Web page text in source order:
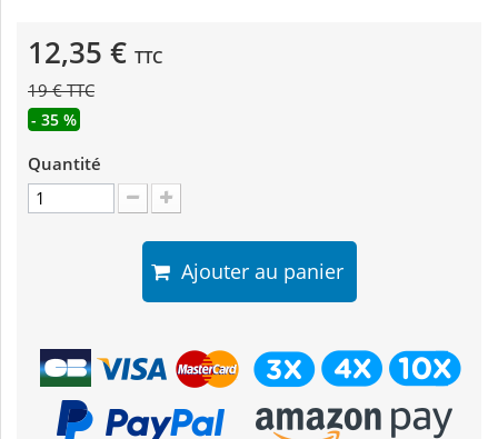
12,35 € TTC
19 € TTC
- 35 %
Quantité
Ajouter au panier